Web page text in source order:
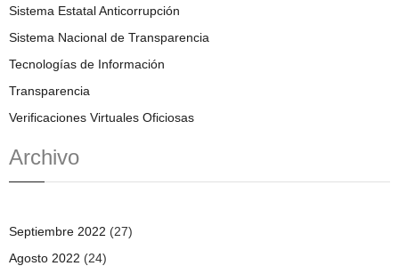
Sistema Estatal Anticorrupción
Sistema Nacional de Transparencia
Tecnologías de Información
Transparencia
Verificaciones Virtuales Oficiosas
Archivo
Septiembre 2022 (27)
Agosto 2022 (24)